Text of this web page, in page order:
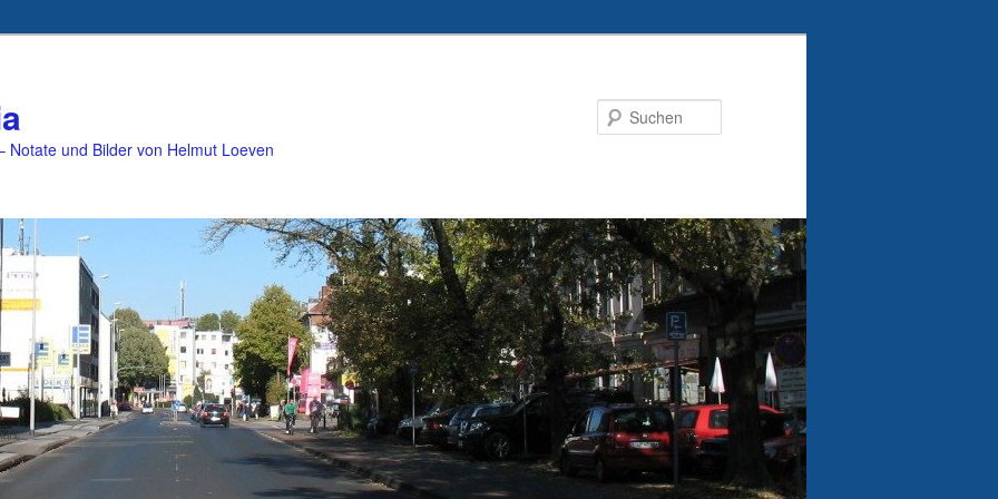
Notate und Bilder von Helmut Loeven